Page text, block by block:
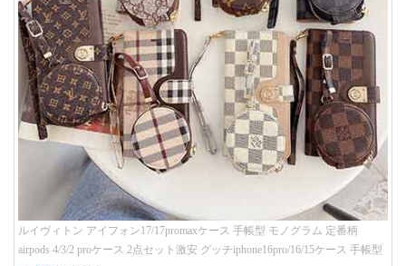
ルイヴィトン アイフォン17/17promaxケース 手帳型 モノグラム 定番柄
airpods 4/3/2 proケース 2点セット激安 グッチiphone16pro/16/15ケース 手帳型